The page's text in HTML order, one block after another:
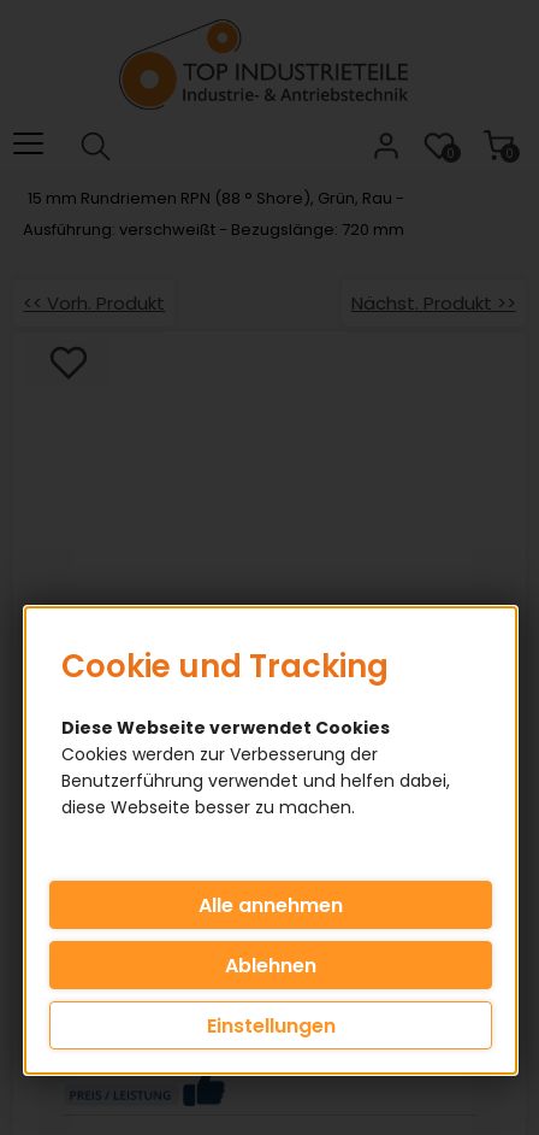
das
Barrierefreiheitsmenü
0
0
15 mm Rundriemen RPN (88 ° Shore), Grün, Rau -
Ausführung: verschweißt - Bezugslänge: 720 mm
<< Vorh. Produkt Nächst. Produkt >>
Cookie und Tracking
Diese Webseite verwendet Cookies
Cookies werden zur Verbesserung der
Benutzerführung verwendet und helfen dabei,
diese Webseite besser zu machen.
Einstellungen